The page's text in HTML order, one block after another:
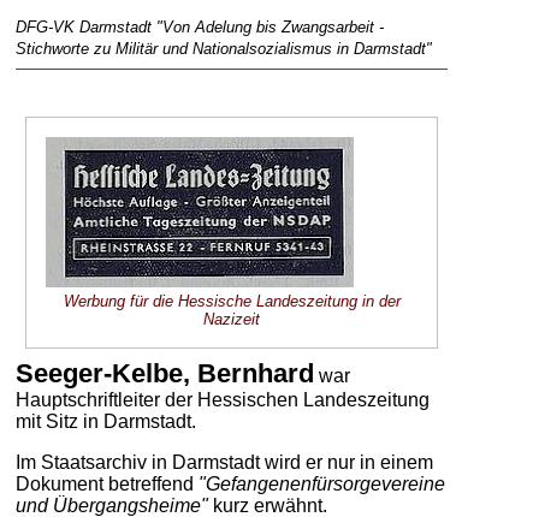
DFG-VK Darmstadt "Von Adelung bis Zwangsarbeit -
Stichworte zu Militär und Nationalsozialismus in Darmstadt"
Werbung für die Hessische Landeszeitung in der
Nazizeit
Seeger-Kelbe, Bernhard war
Hauptschriftleiter der Hessischen Landeszeitung
mit Sitz in Darmstadt.
Im Staatsarchiv in Darmstadt wird er nur in einem
Dokument betreffend "Gefangenenfürsorgevereine
und Übergangsheime"kurz erwähnt.